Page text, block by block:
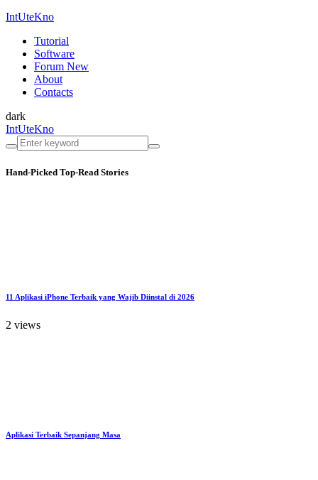
IntUteKno
Tutorial
Software
Forum New
About
Contacts
dark
IntUteKno
Hand-Picked Top-Read Stories
11 Aplikasi iPhone Terbaik yang Wajib Diinstal di 2026
2 views
Aplikasi Terbaik Sepanjang Masa